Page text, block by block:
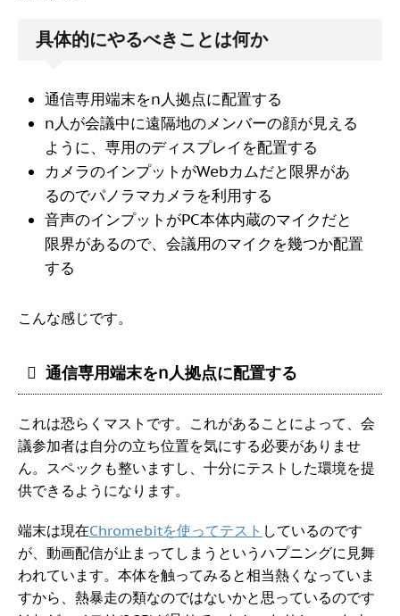
具体的にやるべきことは何か
通信専用端末をn人拠点に配置する
n人が会議中に遠隔地のメンバーの顔が見える
ように、専用のディスプレイを配置する
カメラのインプットがWebカムだと限界があ
るのでパノラマカメラを利用する
音声のインプットがPC本体内蔵のマイクだと
限界があるので、会議用のマイクを幾つか配置
する
こんな感じです。
通信専用端末をn人拠点に配置する
これは恐らくマストです。これがあることによって、会
議参加者は自分の立ち位置を気にする必要がありませ
ん。スペックも整いますし、十分にテストした環境を提
供できるようになります。
端末は現在Chromebitを使ってテスト しているのです
が、動画配信が止まってしまうというハプニングに見舞
われています。本体を触ってみると相当熱くなっていま
すから、熱暴走の類なのではないかと思っているのです